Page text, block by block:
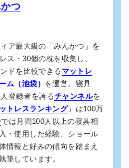
つ
ア最大級の「みんかつ」を
ス・30個の枕を収集し、
ドを比較できる マットレ
ム（池袋）
を運営。寝具
登録者を誇るチャンネルを
トレスランキング」は100万
では月間100人以上の寝具相
・使用した経験、ショール
情報と好みの傾向を踏まえ
筆しています。